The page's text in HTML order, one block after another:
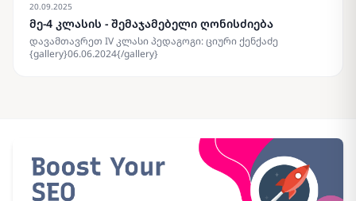
20.09.2025
მე-4 კლასის - შემაჯამებელი ღონისძიება
დავამთავრეთ IV კლასი პედაგოგი: ციური ქენქაძე
{gallery}06.06.2024{/gallery}